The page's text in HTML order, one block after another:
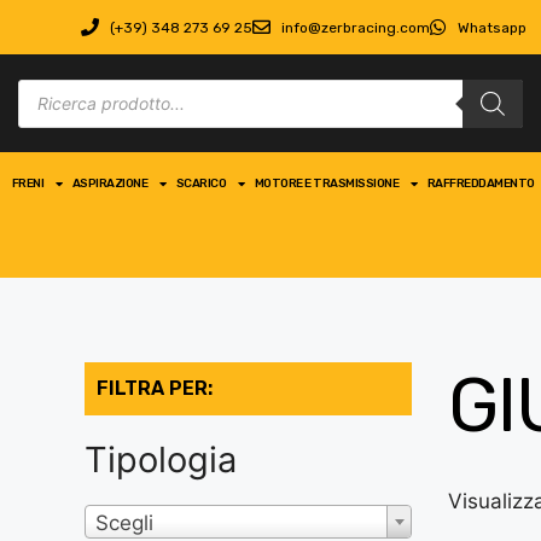
(+39) 348 273 69 25 info@zerbracing.com Whatsapp
FRENI ASPIRAZIONE SCARICO MOTORE E TRASMISSIONE RAFFREDDAMENTO
FILTRA PER:
Tipologia
Scegli